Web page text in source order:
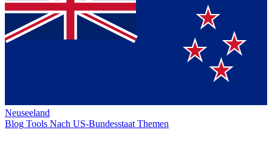
Neuseeland
Blog Tools Nach US-Bundesstaat Themen